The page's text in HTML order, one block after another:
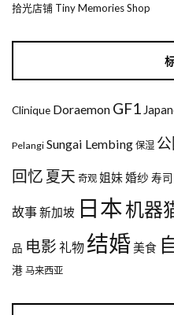
拾光店铺 Tiny Memories Shop
Clinique Doraemon GF1
Pelangi Sungai Lembing 保湿
回忆 夏天 奇观 姐妹婚纱 寿司
故事新加坡 日本机器
品 电影 礼物 结婚美食
港 马来西亚